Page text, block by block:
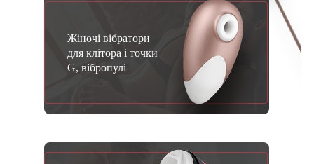
Жіночі вібратори
для клітора і точки
G, вібропулі